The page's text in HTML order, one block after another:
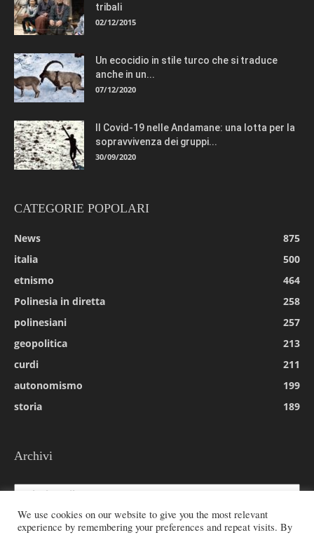
tribali
02/12/2015
Un ecocidio in stile turco che si traduce
anche in un...
07/12/2020
Il Covid-19 nelle Andamane: una lotta per la
sopravvivenza dei gruppi...
30/09/2020
CATEGORIE POPOLARI
News
875
italia
500
etnismo
464
Polinesia in diretta
258
polinesiani
257
geopolitica
213
curdi
211
autonomismo
199
storia
189
Archivi
Archivi
We use cookies on our website to give you the most relevant
experience by remembering your preferences and repeat visits. By